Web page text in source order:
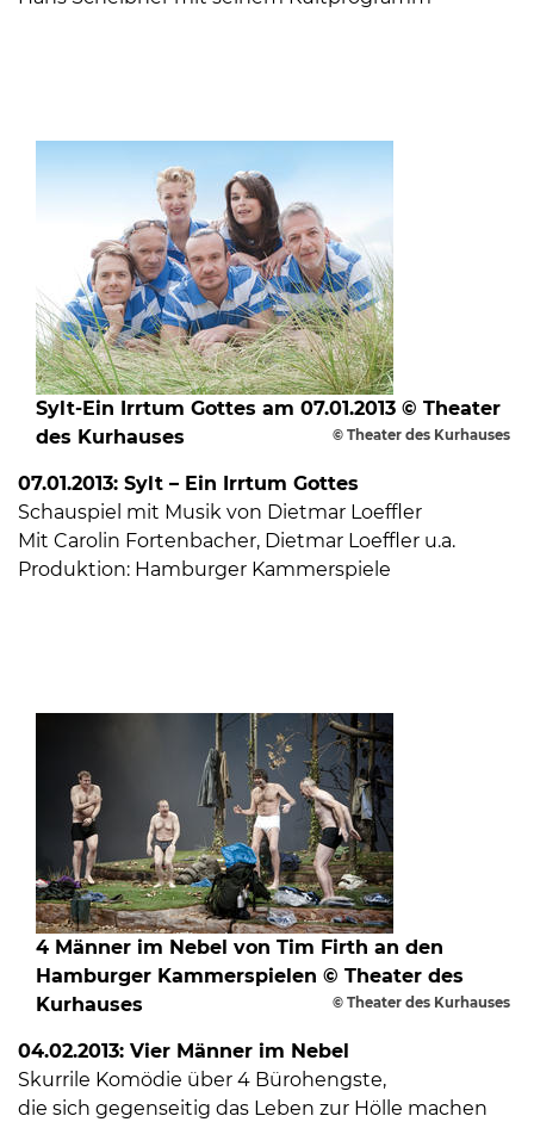
© Theater des Kurhauses
Sylt-Ein Irrtum Gottes am 07.01.2013 © Theater
des Kurhauses
07.01.2013: Sylt – Ein Irrtum Gottes
Schauspiel mit Musik von Dietmar Loeffler
Mit Carolin Fortenbacher, Dietmar Loeffler u.a.
Produktion: Hamburger Kammerspiele
© Theater des Kurhauses
4 Männer im Nebel von Tim Firth an den
Hamburger Kammerspielen © Theater des
Kurhauses
04.02.2013: Vier Männer im Nebel
Skurrile Komödie über 4 Bürohengste,
die sich gegenseitig das Leben zur Hölle machen